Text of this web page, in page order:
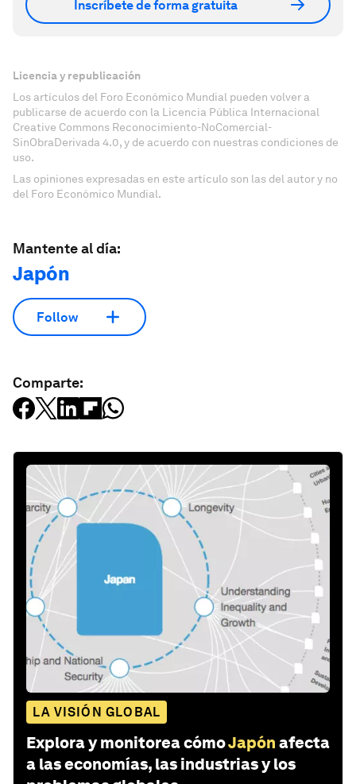
Inscríbete de forma gratuita
Licencia y republicación
Los artículos del Foro Económico Mundial pueden volver a
publicarse de acuerdo con la Licencia Pública Internacional
Creative Commons Reconocimiento-NoComercial-
SinObraDerivada 4.0, y de acuerdo con nuestras condiciones de
uso.
Las opiniones expresadas en este artículo son las del autor y no
del Foro Económico Mundial.
Mantente al día:
Japón
Follow
Comparte:
LA VISIÓN GLOBAL
Explora y monitorea cómoJapón afecta
a las economías, las industrias y los